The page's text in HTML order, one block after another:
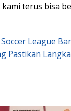
terus bisa
Soccer League
Pastikan